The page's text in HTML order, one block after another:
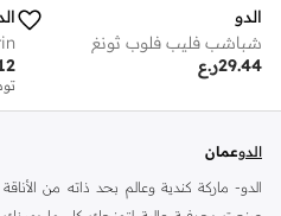
الدو
شباشب فليب فلوب ثونغ
ر.ع29.44
الدوعمان
الدو- ماركة كندية وعالم بحد ذاته من